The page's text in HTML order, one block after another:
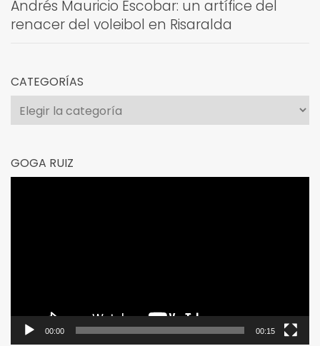
Andrés Mauricio Escobar: un artífice del
renacer del voleibol en Risaralda
CATEGORÍAS
Categorías
GOGA RUIZ
00:00 00:15